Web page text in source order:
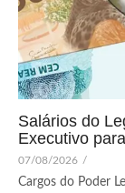
Salários do
Executivo
07/08/2026 /
Cargos do Poder